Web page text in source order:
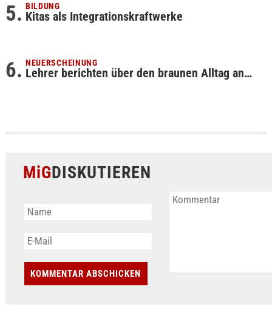
BILDUNG
Kitas als Integrationskraftwerke
NEUERSCHEINUNG
Lehrer berichten über den braunen Alltag an…
MiGDISKUTIEREN